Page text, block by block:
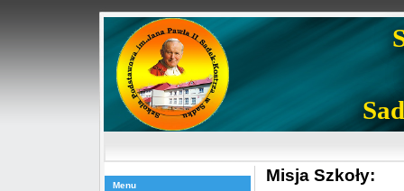
Menu
Misja Szkoły: